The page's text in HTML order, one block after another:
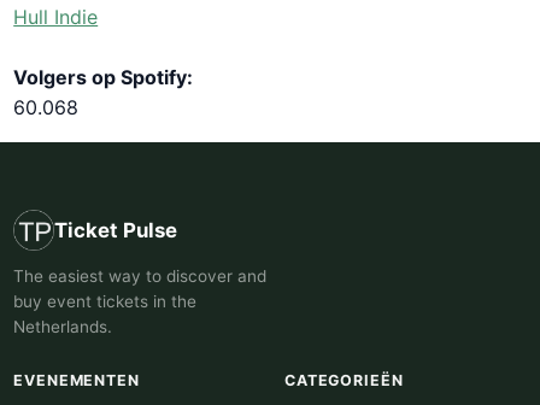
Hull Indie
Volgers op Spotify:
60.068
Ticket Pulse
The easiest way to discover and
buy event tickets in the
Netherlands.
EVENEMENTEN CATEGORIEËN